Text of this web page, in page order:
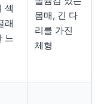
섹
래
느
몸매, 긴 다
리를 가진
체형